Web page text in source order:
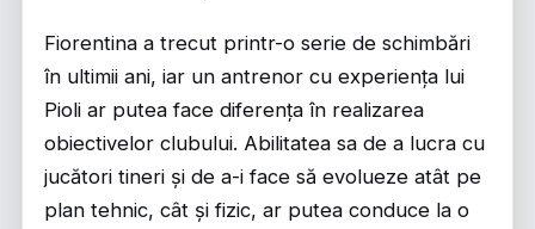
Fiorentina a trecut printr-o serie de schimbări
în ultimii ani, iar un antrenor cu experiența lui
Pioli ar putea face diferența în realizarea
obiectivelor clubului. Abilitatea sa de a lucra cu
jucători tineri și de a-i face să evolueze atât pe
plan tehnic, cât și fizic, ar putea conduce la o